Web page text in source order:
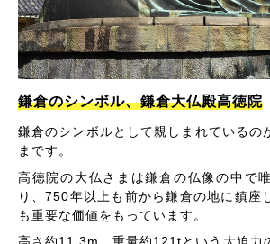
鎌倉のシンボル、鎌倉大仏殿高徳院
鎌倉のシンボルとして親しまれているの
まです。
高徳院の大仏さまは鎌倉の仏像の中で
り、750年以上も前から鎌倉の地に鎮座
も重要な価値をもっています。